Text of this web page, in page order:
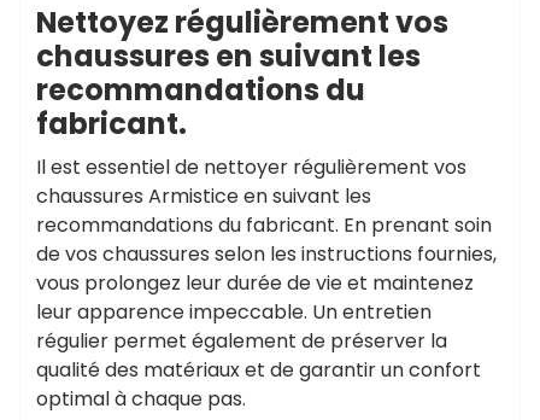
Nettoyez régulièrement vos
chaussures en suivant les
recommandations du
fabricant.
Il est essentiel de nettoyer régulièrement vos
chaussures Armistice en suivant les
recommandations du fabricant. En prenant soin
de vos chaussures selon les instructions fournies,
vous prolongez leur durée de vie et maintenez
leur apparence impeccable. Un entretien
régulier permet également de préserver la
qualité des matériaux et de garantir un confort
optimal à chaque pas.